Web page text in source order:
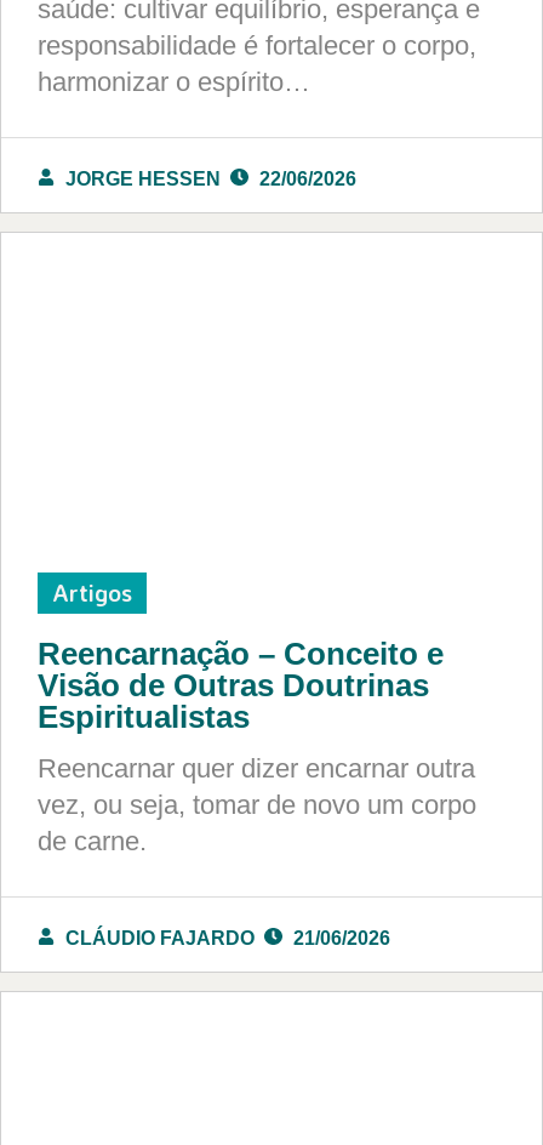
saúde: cultivar equilíbrio, esperança e
responsabilidade é fortalecer o corpo,
harmonizar o espírito…
JORGE HESSEN 22/06/2026
Artigos
Reencarnação – Conceito e
Visão de Outras Doutrinas
Espiritualistas
Reencarnar quer dizer encarnar outra
vez, ou seja, tomar de novo um corpo
de carne.
CLÁUDIO FAJARDO 21/06/2026